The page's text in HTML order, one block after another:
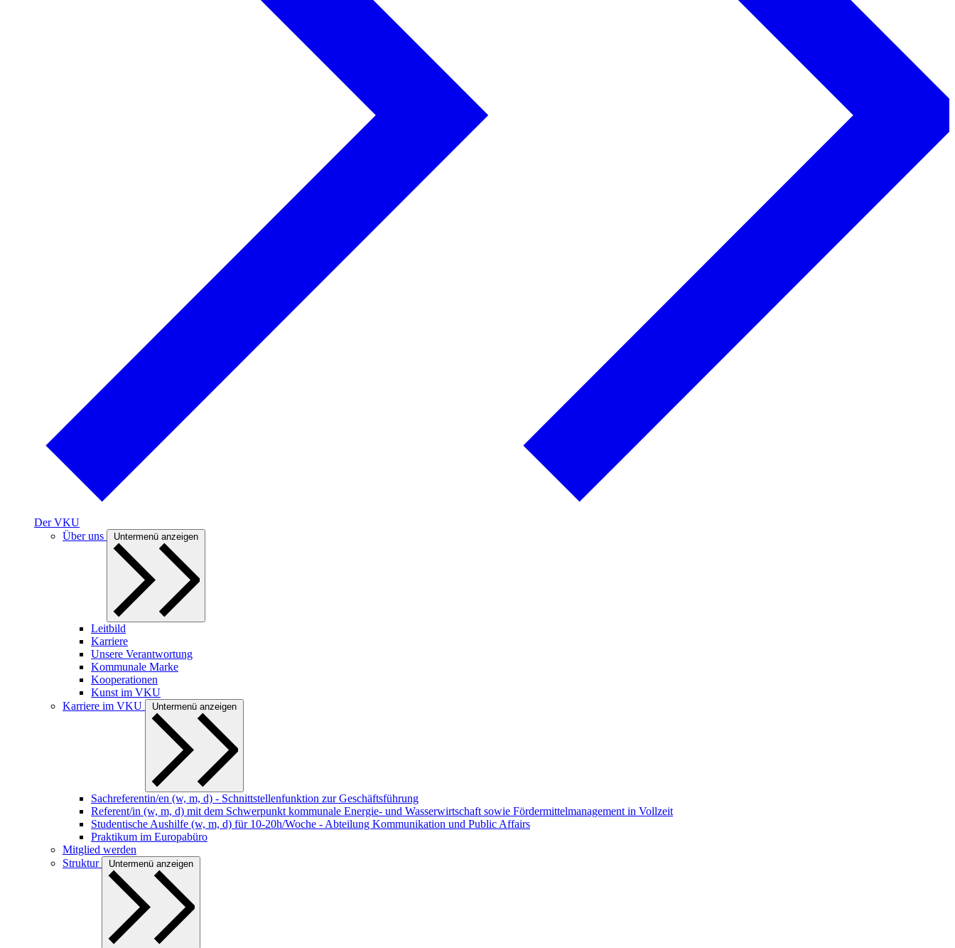
Der VKU
Über uns
Untermenü anzeigen
Leitbild
Karriere
Unsere Verantwortung
Kommunale Marke
Kooperationen
Kunst im VKU
Karriere im VKU
Untermenü anzeigen
Sachreferentin/en (w, m, d) - Schnittstellenfunktion zur Geschäftsführung
Referent/in (w, m, d) mit dem Schwerpunkt kommunale Energie- und Wasserwirtschaft sowie Fördermittelmanagement in Vollzeit
Studentische Aushilfe (w, m, d) für 10-20h/Woche - Abteilung Kommunikation und Public Affairs
Praktikum im Europabüro
Mitglied werden
Struktur
Untermenü anzeigen